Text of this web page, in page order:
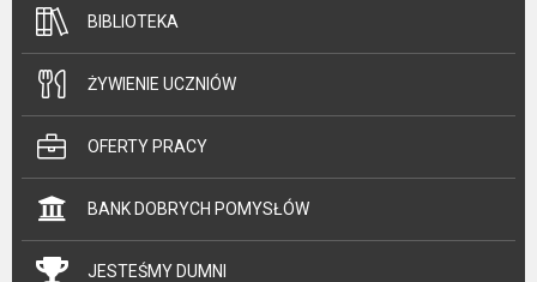
BIBLIOTEKA
ŻYWIENIE UCZNIÓW
OFERTY PRACY
BANK DOBRYCH POMYSŁÓW
JESTEŚMY DUMNI